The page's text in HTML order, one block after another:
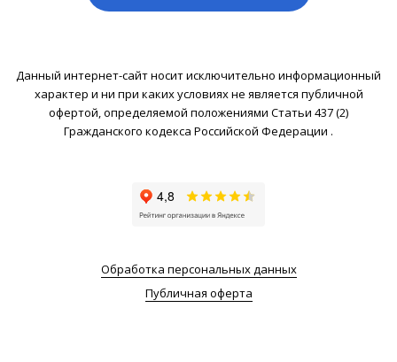
Данный интернет-сайт носит исключительно информационный
характер и ни при каких условиях не является публичной
офертой, определяемой положениями Статьи 437 (2)
Гражданского кодекса Российской Федерации .
Обработка персональных данных
Публичная оферта